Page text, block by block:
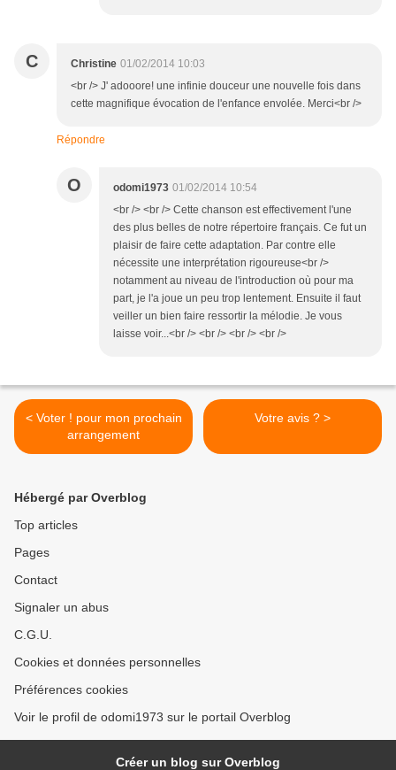
C Christine 01/02/2014 10:03
<br /> J' adooore! une infinie douceur une nouvelle fois dans
cette magnifique évocation de l'enfance envolée. Merci<br />
Répondre
O odomi1973 01/02/2014 10:54
<br /> <br /> Cette chanson est effectivement l'une
des plus belles de notre répertoire français. Ce fut un
plaisir de faire cette adaptation. Par contre elle
nécessite une interprétation rigoureuse<br />
notamment au niveau de l'introduction où pour ma
part, je l'a joue un peu trop lentement. Ensuite il faut
veiller un bien faire ressortir la mélodie. Je vous
laisse voir...<br /> <br /> <br /> <br />
< Voter ! pour mon prochain
arrangement
Votre avis ? >
Hébergé par Overblog
Top articles
Pages
Contact
Signaler un abus
C.G.U.
Cookies et données personnelles
Préférences cookies
Voir le profil de odomi1973 sur le portail Overblog
Créer un blog sur Overblog